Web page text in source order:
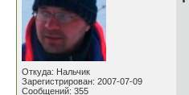
Откуда: Нальчик
Зарегистрирован: 2007-07-09
Сообщений: 355